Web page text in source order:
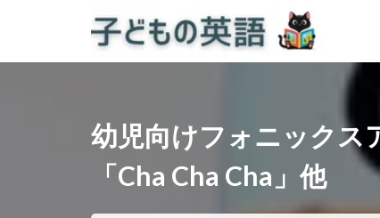
幼児向けフォニックス
「Cha Cha Cha」他